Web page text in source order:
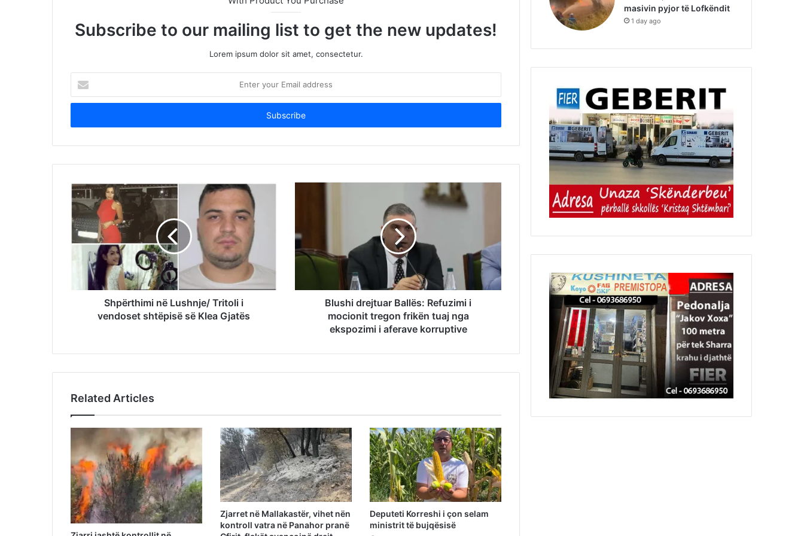
Subscribe to our mailing list to get the new updates!
Lorem ipsum dolor sit amet, consectetur.
your
Email
Shpërthimi në Lushnje/ Tritoli i
vendoset shtëpisë së Klea Gjatës
Blushi drejtuar Ballës: Refuzimi i
mocionit tregon frikën tuaj nga
ekspozimi i aferave korruptive
Related Articles
Zjarret në Mallakastër, vihet nën
kontroll vatra në Panahor pranë
Deputeti Korreshi i çon selam
ministrit të bujqësisë
masivin pyjor të Lofkëndit
1 day ago